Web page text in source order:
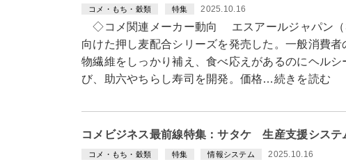
コメ・もち・穀類 特集 2025.10.16
◇コメ関連メーカー動向 エスアールジャパン（
向けた押し麦配合シリーズを発売した。一般消費
物繊維をしっかり補え、食べ応えがあるのにヘル
び、助六やちらし寿司を開発。価格…続きを読む
コメビジネス最前線特集：サタケ 生産支援システ
コメ・もち・穀類 特集 情報システム 2025.10.16